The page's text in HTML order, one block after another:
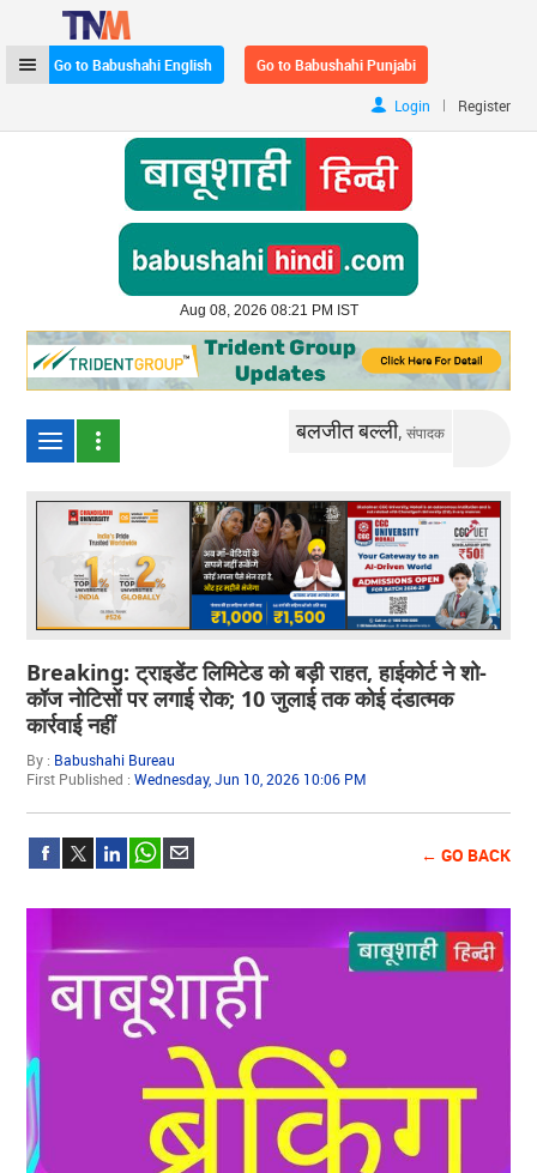
Go to Babushahi English Go to Babushahi Punjabi
Login | Register
Aug 08, 2026 08:21 PM IST
बलजीत बल्ली,संपादक
Breaking: ट्राइडेंट लिमिटेड को बड़ी राहत, हाईकोर्ट ने शो-
कॉज नोटिसों पर लगाई रोक; 10 जुलाई तक कोई दंडात्मक
कार्रवाई नहीं
By : Babushahi Bureau
First Published :Wednesday, Jun 10, 2026 10:06 PM
← GO BACK